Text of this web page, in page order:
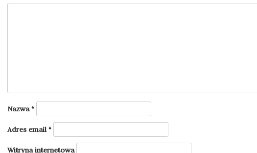
Nazwa*
Adres email*
Witryna internetowa